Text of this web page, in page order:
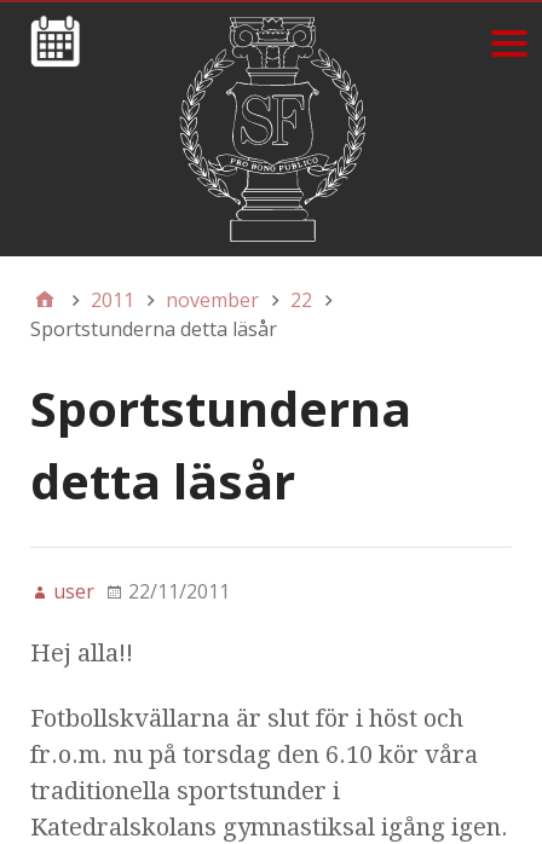
2011 november
22
Sportstunderna detta läsår
Sportstunderna
detta läsår
user 22/11/2011
Hej alla!!
Fotbollskvällarna är slut för i höst och
fr.o.m. nu på torsdag den 6.10 kör våra
traditionella sportstunder i
Katedralskolans gymnastiksal igång igen.